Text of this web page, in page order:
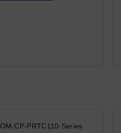
OM-CP-PRTC110-Series